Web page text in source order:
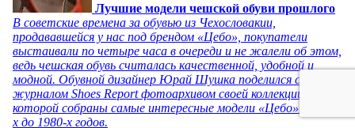
Лучшие модели чешской обуви прошлого
В советские времена за обувью из Чехословакии,
продававшейся у нас под брендом «Цебо», покупатели
выстаивали по четыре часа в очереди и не жалели об этом,
ведь чешская обувь считалась качественной, удобной и
модной. Обувной дизайнер Юрай Шушка поделился с
журналом Shoes Report фотоархивом своей коллекции, в
которой собраны самые интересные модели «Цебо» с 1940-
х до 1980-х годов.